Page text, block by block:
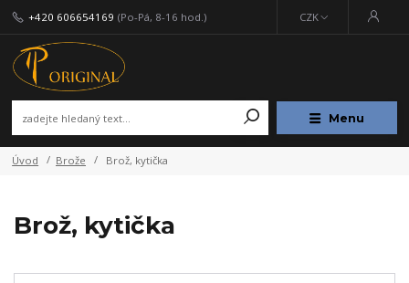
Menu
CZK
+420 606654169 (Po-Pá, 8-16 hod.)
Úvod Brože Brož, kytička
Brož, kytička